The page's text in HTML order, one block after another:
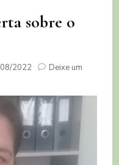
sobre o
2022
Deixe um